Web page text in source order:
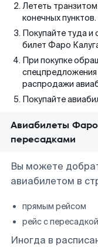
Лететь
конечных пунктов.
Покупайте туда и
билет Фаро
При покупке
спецпредложения
распродажи
Покупайте
Авиабилеты
пересадками
Вы можете
авиабилетом в
прямым рейсом
рейс с пересадкой
Иногда в